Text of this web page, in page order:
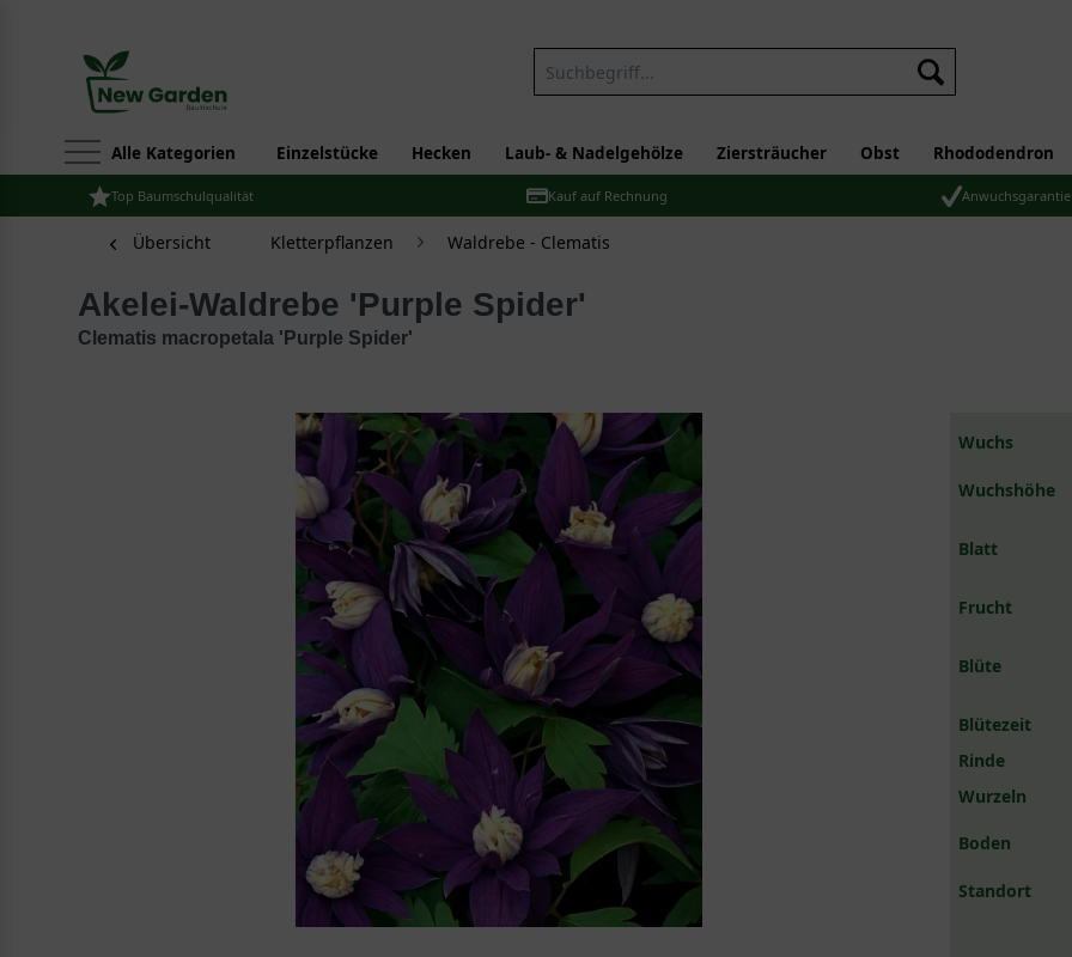
Alle Kategorien Einzelstücke Hecken Laub- & Nadelgehölze Ziersträucher Obst Rhododendron
Top Baumschulqualität Kauf auf Rechnung Anwuchsgarantie
Übersicht Kletterpflanzen Waldrebe - Clematis
Akelei-Waldrebe 'Purple Spider'
Clematis macropetala 'Purple Spider'
Wuchs
Wuchshöhe
Blatt
Frucht
Blüte
Blütezeit
Rinde
Wurzeln
Boden
Standort